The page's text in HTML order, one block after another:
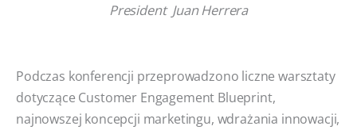
President Juan Herrera
Podczas konferencji przeprowadzono liczne warsztaty
dotyczące Customer Engagement Blueprint,
najnowszej koncepcji marketingu, wdrażania innowacji,